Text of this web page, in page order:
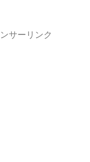
サーリンク